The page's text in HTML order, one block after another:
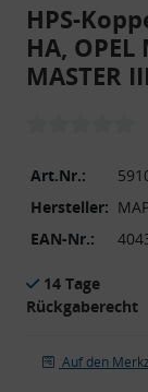
HPS-
HA, OPEL
MASTER III
Art.Nr.:
Hersteller:
EAN-Nr.:
14 Tage
Rückgaberecht
Auf den